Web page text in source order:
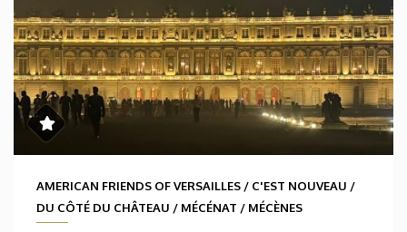
AMERICAN FRIENDS OF VERSAILLES / C'EST NOUVEAU /
DU CÔTÉ DU CHÂTEAU / MÉCÉNAT / MÉCÈNES